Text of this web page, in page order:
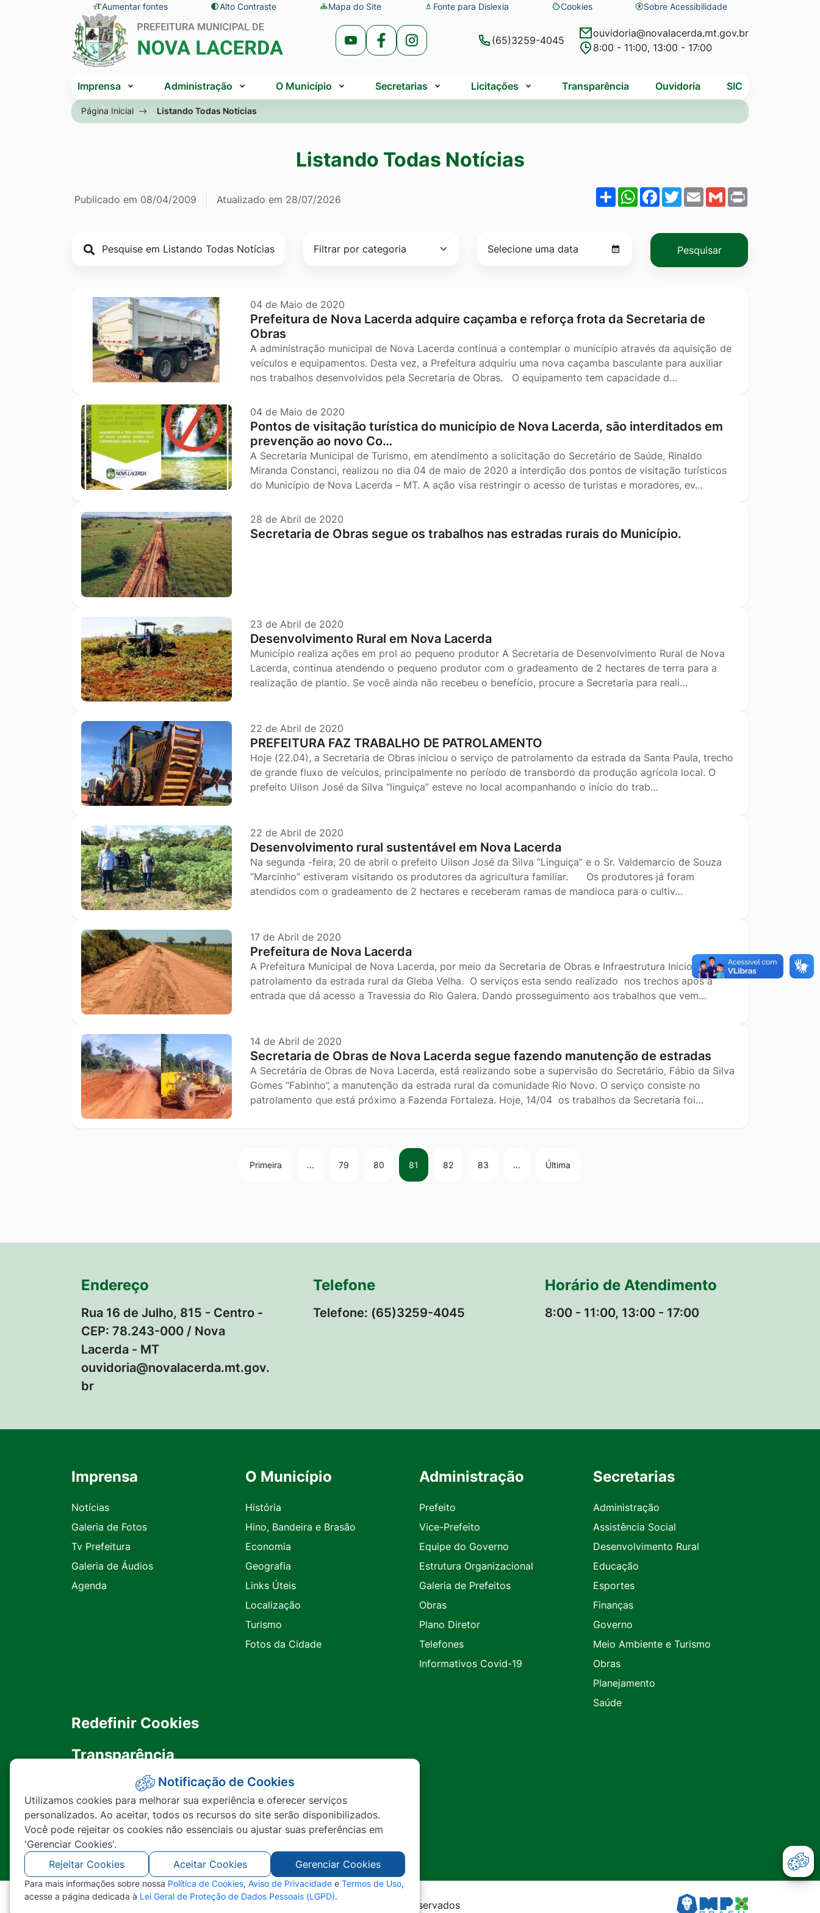
Seção
de
atalhos
e
links
de
acessibilidade
para
o
conteúdo
[alt+1]
Ir
para
busca
para
rodapé
[alt+4]
Aumentar fontes Alto Contraste Mapa do Site Fonte para Dislexia Cookies
Abrir
preferências
de
Sobre Acessibilidade
Seção
do
menu
Acessar
Rede
Social
Youtube
Acessar
Rede
Social
Facebook
Acessar
Rede
Social
Instagram
(65)3259-4045
ouvidoria@novalacerda.mt.gov.br
8:00 - 11:00, 13:00 - 17:00
menu
Imprensa Administração O Município Secretarias Licitações Transparência Ouvidoria SIC
Página Inicial Listando Todas Notícias
Listando Todas Notícias
Página Listando Todas Notícias
Informações
de
publicação
Publicado em 08/04/2009 Atualizado em 28/07/2026 ShareWhatsApp
Facebook
Twitter
EmailGmail
Pesquisar
04 de Maio de 2020
Prefeitura de Nova Lacerda adquire caçamba e reforça frota da Secretaria de
Obras
A administração municipal de Nova Lacerda continua a contemplar o município através da aquisição de
veículos e equipamentos. Desta vez, a Prefeitura adquiriu uma nova caçamba basculante para auxiliar
nos trabalhos desenvolvidos pela Secretaria de Obras. O equipamento tem capacidade d…
04 de Maio de 2020
Pontos de visitação turística do município de Nova Lacerda, são interditados em
prevenção ao novo Co…
A Secretaria Municipal de Turismo, em atendimento a solicitação do Secretário de Saúde, Rinaldo
Miranda Constanci, realizou no dia 04 de maio de 2020 a interdição dos pontos de visitação turísticos
do Município de Nova Lacerda – MT. A ação visa restringir o acesso de turistas e moradores, ev…
28 de Abril de 2020
Secretaria de Obras segue os trabalhos nas estradas rurais do Município.
23 de Abril de 2020
Desenvolvimento Rural em Nova Lacerda
Município realiza ações em prol ao pequeno produtor A Secretaria de Desenvolvimento Rural de Nova
Lacerda, continua atendendo o pequeno produtor com o gradeamento de 2 hectares de terra para a
realização de plantio. Se você ainda não recebeu o benefício, procure a Secretaria para reali…
22 de Abril de 2020
PREFEITURA FAZ TRABALHO DE PATROLAMENTO
Hoje (22.04), a Secretaria de Obras iniciou o serviço de patrolamento da estrada da Santa Paula, trecho
de grande fluxo de veículos, principalmente no período de transbordo da produção agrícola local. O
prefeito Uilson José da Silva “linguiça” esteve no local acompanhando o início do trab…
22 de Abril de 2020
Desenvolvimento rural sustentável em Nova Lacerda
Na segunda -feira, 20 de abril o prefeito Uilson José da Silva “Linguiça” e o Sr. Valdemarcio de Souza
“Marcinho” estiveram visitando os produtores da agricultura familiar. Os produtores já foram
atendidos com o gradeamento de 2 hectares e receberam ramas de mandioca para o cultiv…
17 de Abril de 2020
Prefeitura de Nova Lacerda
A Prefeitura Municipal de Nova Lacerda, por meio da Secretaria de Obras e Infraestrutura Iniciou o
patrolamento da estrada rural da Gleba Velha. O serviços esta sendo realizado nos trechos após a
entrada que dá acesso a Travessia do Rio Galera. Dando prosseguimento aos trabalhos que vem…
14 de Abril de 2020
Secretaria de Obras de Nova Lacerda segue fazendo manutenção de estradas
A Secretária de Obras de Nova Lacerda, está realizando sobe a supervisão do Secretário, Fábio da Silva
Gomes “Fabinho”, a manutenção da estrada rural da comunidade Rio Novo. O serviço consiste no
patrolamento que está próximo a Fazenda Fortaleza. Hoje, 14/04 os trabalhos da Secretaria foi…
Primeira ... 79 80 81 82 83 ... Última
Endereço
Rua 16 de Julho, 815 - Centro -
CEP: 78.243-000 / Nova
Lacerda - MT
ouvidoria@novalacerda.mt.gov.
br
Telefone
Telefone: (65)3259-4045
Horário de Atendimento
8:00 - 11:00, 13:00 - 17:00
Seção do Rodapé e Contato
Imprensa
Notícias
Galeria de Fotos
Tv Prefeitura
Galeria de Áudios
Agenda
O Município
História
Hino, Bandeira e Brasão
Economia
Geografia
Links Úteis
Localização
Turismo
Fotos da Cidade
Administração
Prefeito
Vice-Prefeito
Equipe do Governo
Estrutura Organizacional
Galeria de Prefeitos
Obras
Plano Diretor
Telefones
Informativos Covid-19
Secretarias
Administração
Assistência Social
Desenvolvimento Rural
Educação
Esportes
Finanças
Governo
Meio Ambiente e Turismo
Obras
Planejamento
Saúde
Redefinir Cookies
Transparência
Ouvidoria
SIC
©2026 - Prefeitura Municipal de Nova Lacerda - MT - Todos os direitos reservados
Notificação de Cookies
Utilizamos cookies para melhorar sua experiência e oferecer serviços
personalizados. Ao aceitar, todos os recursos do site serão disponibilizados.
Você pode rejeitar os cookies não essenciais ou ajustar suas preferências em
'Gerenciar Cookies'.
Rejeitar Cookies
Aceitar Cookies Gerenciar Cookies
Para mais informações sobre nossa Política de Cookies, Aviso de Privacidade e Termos de Uso,
acesse a página dedicada à Lei Geral de Proteção de Dados Pessoais (LGPD).